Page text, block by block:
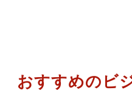
おすすめのビ